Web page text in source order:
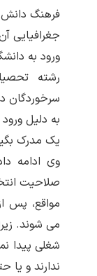
فرهنگ دانش
جغرافیایی
ورود به
رشته
سرخوردگان
به دلیل
یک مدرک
وی ادامه
صلاحیت
مواقع، پس
می شوند.
شغلی پیدا
ندارند و یا